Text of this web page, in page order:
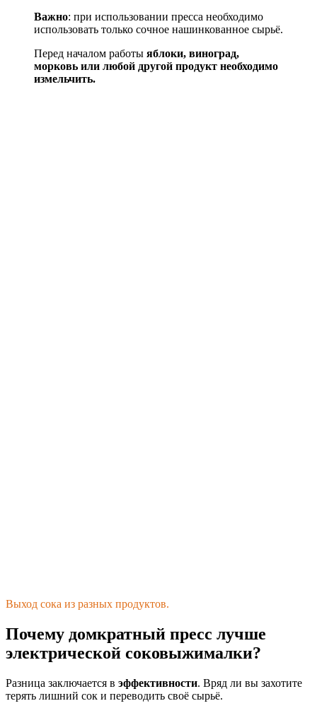
Важно: при использовании пресса необходимо
использовать только сочное нашинкованное сырьё.
Перед началом работы яблоки, виноград,
морковь или любой другой продукт необходимо
измельчить.
Выход сока из разных продуктов.
Почему домкратный пресс лучше
электрической соковыжималки?
Разница заключается в эффективности. Вряд ли вы захотите
терять лишний сок и переводить своё сырьё.